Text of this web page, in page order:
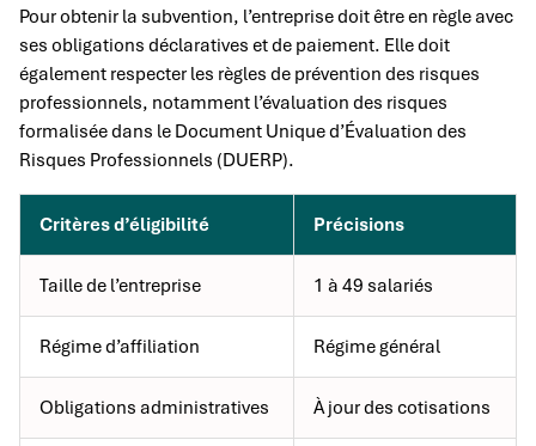
Pour obtenir la subvention, l’entreprise doit être en règle avec
ses obligations déclaratives et de paiement. Elle doit
également respecter les règles de prévention des risques
professionnels, notamment l’évaluation des risques
formalisée dans le Document Unique d’Évaluation des
Risques Professionnels (DUERP).
Critères d’éligibilité Précisions
Taille de l’entreprise 1 à 49 salariés
Régime d’affiliation Régime général
Obligations administratives À jour des cotisations